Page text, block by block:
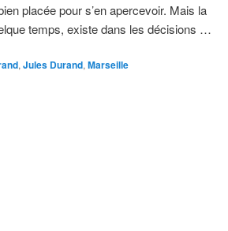
placée pour s’en apercevoir. Mais la
temps, existe dans les décisions …
, Jules Durand, Marseille